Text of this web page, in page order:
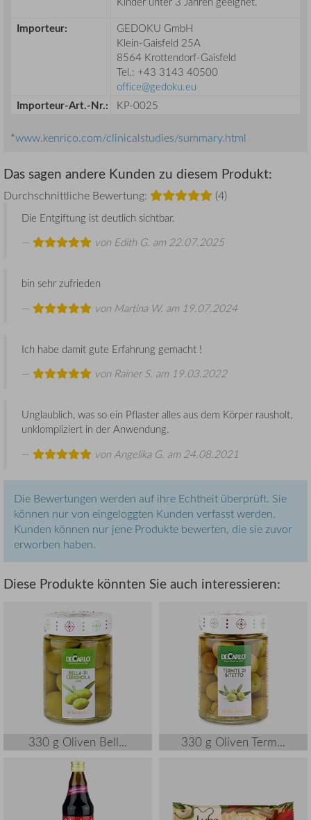
Importeur:
GEDOKU GmbH
Klein-Gaisfeld 25A
8564 Krottendorf-Gaisfeld
Tel.: +43 3143 40500
office@gedoku.eu
Importeur-Art.-Nr.: KP-0025
*www.kenrico.com/clinicalstudies/summary.html
Das sagen andere Kunden zu diesem Produkt:
Durchschnittliche Bewertung: (4)
Die Entgiftung ist deutlich sichtbar.
von Edith G. am 22.07.2025
bin sehr zufrieden
von Martina W. am 19.07.2024
Ich habe damit gute Erfahrung gemacht !
von Rainer S. am 19.03.2022
Unglaublich, was so ein Pflaster alles aus dem Körper rausholt,
unklompliziert in der Anwendung.
von Angelika G. am 24.08.2021
Die Bewertungen werden auf ihre Echtheit überprüft. Sie
können nur von eingeloggten Kunden verfasst werden.
Kunden können nur jene Produkte bewerten, die sie zuvor
erworben haben.
Diese Produkte könnten Sie auch interessieren:
330 g Oliven Bell... 330 g Oliven Term...